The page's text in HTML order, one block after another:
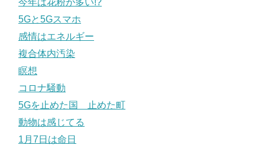
今年は花粉が多い!?
5Gと5Gスマホ
感情はエネルギー
複合体内汚染
瞑想
コロナ騒動
5Gを止めた国 止めた町
動物は感じてる
1月7日は命日